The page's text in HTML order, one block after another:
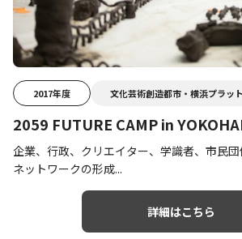
2017年度 文化芸術創造都市・横浜プラッ
2059 FUTURE CAMP in
企業、行政、クリエイター、学識者、市民
ネットワークの形成...
詳細はこちら